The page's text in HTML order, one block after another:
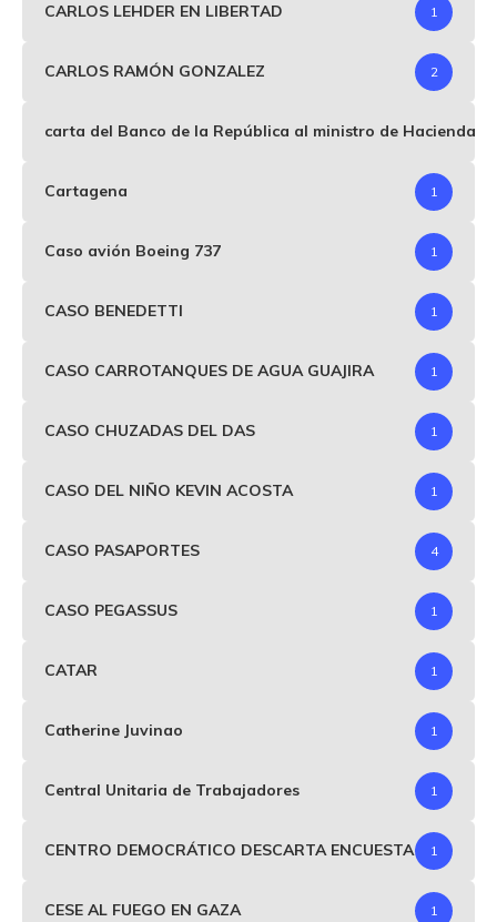
CARLOS LEHDER EN LIBERTAD 1
CARLOS RAMÓN GONZALEZ 2
carta del Banco de la República al ministro de Hacienda
Cartagena 1
Caso avión Boeing 737 1
CASO BENEDETTI 1
CASO CARROTANQUES DE AGUA GUAJIRA 1
CASO CHUZADAS DEL DAS 1
CASO DEL NIÑO KEVIN ACOSTA 1
CASO PASAPORTES 4
CASO PEGASSUS 1
CATAR 1
Catherine Juvinao 1
Central Unitaria de Trabajadores 1
CENTRO DEMOCRÁTICO DESCARTA ENCUESTA 1
CESE AL FUEGO EN GAZA 1